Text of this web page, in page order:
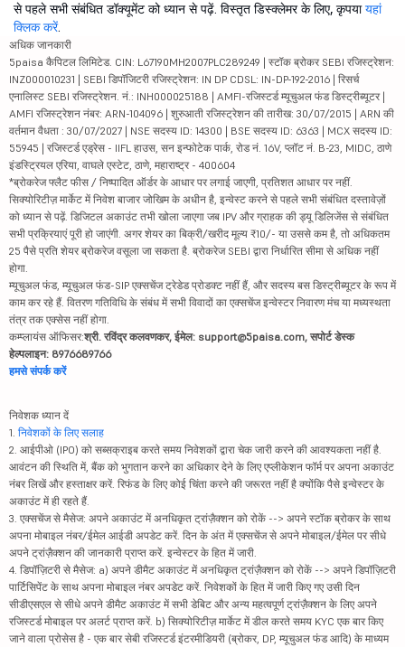
से पहले सभी संबंधित डॉक्यूमेंट को ध्यान से पढ़ें. विस्तृत डिस्क्लेमर के लिए, कृपयायहां
क्लिक करें.
अधिक जानकारी
5paisa कैपिटल लिमिटेड. CIN: L67190MH2007PLC289249 | स्टॉक ब्रोकर SEBI रजिस्ट्रेशन:
INZ000010231 | SEBI डिपॉजिटरी रजिस्ट्रेशन: IN DP CDSL: IN-DP-192-2016 | रिसर्च
एनालिस्ट SEBI रजिस्ट्रेशन. नं.: INH000025188 | AMFI-रजिस्टर्ड म्यूचुअल फंड डिस्ट्रीब्यूटर |
AMFI रजिस्ट्रेशन नंबर: ARN-104096 | शुरुआती रजिस्ट्रेशन की तारीख: 30/07/2015 | ARN की
वर्तमान वैधता : 30/07/2027 | NSE सदस्य ID: 14300 | BSE सदस्य ID: 6363 | MCX सदस्य ID:
55945 | रजिस्टर्ड एड्रेस - IIFL हाउस, सन इन्फोटेक पार्क, रोड नं. 16V, प्लॉट नं. B-23, MIDC, ठाणे
इंडस्ट्रियल एरिया, वाघले एस्टेट, ठाणे, महाराष्ट्र - 400604
*ब्रोकरेज फ्लैट फीस / निष्पादित ऑर्डर के आधार पर लगाई जाएगी, प्रतिशत आधार पर नहीं.
सिक्योरिटीज़ मार्केट में निवेश बाजार जोखिम के अधीन है, इन्वेस्ट करने से पहले सभी संबंधित दस्तावेज़ों
को ध्यान से पढ़ें. डिजिटल अकाउंट तभी खोला जाएगा जब IPV और ग्राहक की ड्यू डिलिजेंस से संबंधित
सभी प्रक्रियाएं पूरी हो जाएंगी. अगर शेयर का बिक्री/खरीद मूल्य ₹10/- या उससे कम है, तो अधिकतम
25 पैसे प्रति शेयर ब्रोकरेज वसूला जा सकता है. ब्रोकरेज SEBI द्वारा निर्धारित सीमा से अधिक नहीं
होगा.
म्यूचुअल फंड, म्यूचुअल फंड-SIP एक्सचेंज ट्रेडेड प्रोडक्ट नहीं हैं, और सदस्य बस डिस्ट्रीब्यूटर के रूप में
काम कर रहे हैं. वितरण गतिविधि के संबंध में सभी विवादों का एक्सचेंज इन्वेस्टर निवारण मंच या मध्यस्थता
तंत्र तक एक्सेस नहीं होगा.
कम्प्लायंस ऑफिसर:श्री. रविंद्र कलवणकर, ईमेल: support@5paisa.com, सपोर्ट डेस्क
हेल्पलाइन: 8976689766
हमसे संपर्क करें
निवेशक ध्यान दें
1. निवेशकों के लिए सलाह
2. आईपीओ (IPO) को सब्सक्राइब करते समय निवेशकों द्वारा चेक जारी करने की आवश्यकता नहीं है.
आवंटन की स्थिति में, बैंक को भुगतान करने का अधिकार देने के लिए एप्लीकेशन फॉर्म पर अपना अकाउंट
नंबर लिखें और हस्ताक्षर करें. रिफंड के लिए कोई चिंता करने की जरूरत नहीं है क्योंकि पैसे इन्वेस्टर के
अकाउंट में ही रहते हैं.
3. एक्सचेंज से मैसेज: अपने अकाउंट में अनधिकृत ट्रांज़ैक्शन को रोकें --> अपने स्टॉक ब्रोकर के साथ
अपना मोबाइल नंबर/ईमेल आईडी अपडेट करें. दिन के अंत में एक्सचेंज से अपने मोबाइल/ईमेल पर सीधे
अपने ट्रांज़ैक्शन की जानकारी प्राप्त करें. इन्वेस्टर के हित में जारी.
4. डिपॉज़िटरी से मैसेज: a) अपने डीमैट अकाउंट में अनधिकृत ट्रांज़ैक्शन को रोकें --> अपने डिपॉज़िटरी
पार्टिसिपेंट के साथ अपना मोबाइल नंबर अपडेट करें. निवेशकों के हित में जारी किए गए उसी दिन
सीडीएसएल से सीधे अपने डीमैट अकाउंट में सभी डेबिट और अन्य महत्वपूर्ण ट्रांज़ैक्शन के लिए अपने
रजिस्टर्ड मोबाइल पर अलर्ट प्राप्त करें. b) सिक्योरिटीज़ मार्केट में डील करते समय KYC एक बार किए
जाने वाला प्रोसेस है - एक बार सेबी रजिस्टर्ड इंटरमीडियरी (ब्रोकर, DP, म्यूचुअल फंड आदि) के माध्यम